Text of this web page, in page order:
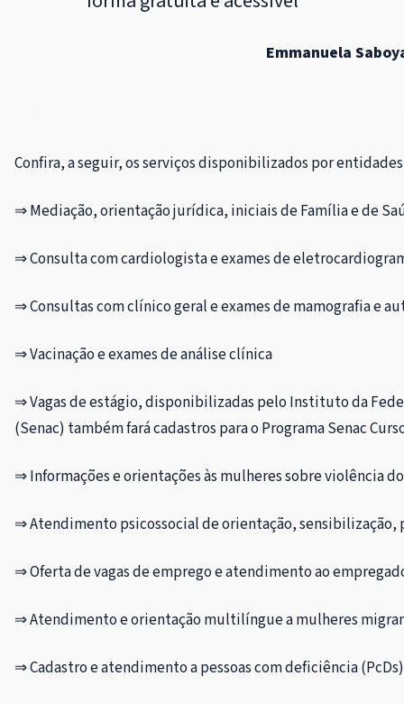
Emmanuela
Confira, a seguir, os serviços disponibilizados por
⇒ Mediação, orientação jurídica, iniciais de Família e de
⇒ Consulta com cardiologista e exames de
⇒ Consultas com clínico geral e exames de mamografia e
⇒ Vacinação e exames de análise clínica
⇒ Vagas de estágio, disponibilizadas pelo Instituto da
(Senac) também fará cadastros para o Programa Senac
⇒ Informações e orientações às mulheres sobre violência
⇒ Atendimento psicossocial de orientação,
⇒ Oferta de vagas de emprego e atendimento ao
⇒ Atendimento e orientação multilíngue a mulheres
⇒ Cadastro e atendimento a pessoas com deficiência (PcDs)